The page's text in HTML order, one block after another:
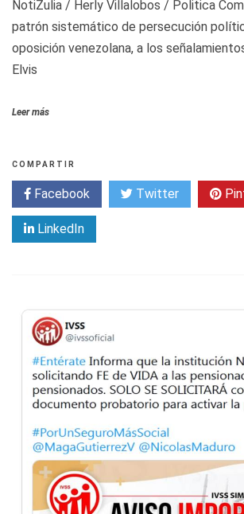
NotiZulia / Herly Villalobos / Politica
patrón sistemático de persecución
oposición venezolana, a los
Elvis
Leer más
COMPARTIR
Facebook Twitter
LinkedIn